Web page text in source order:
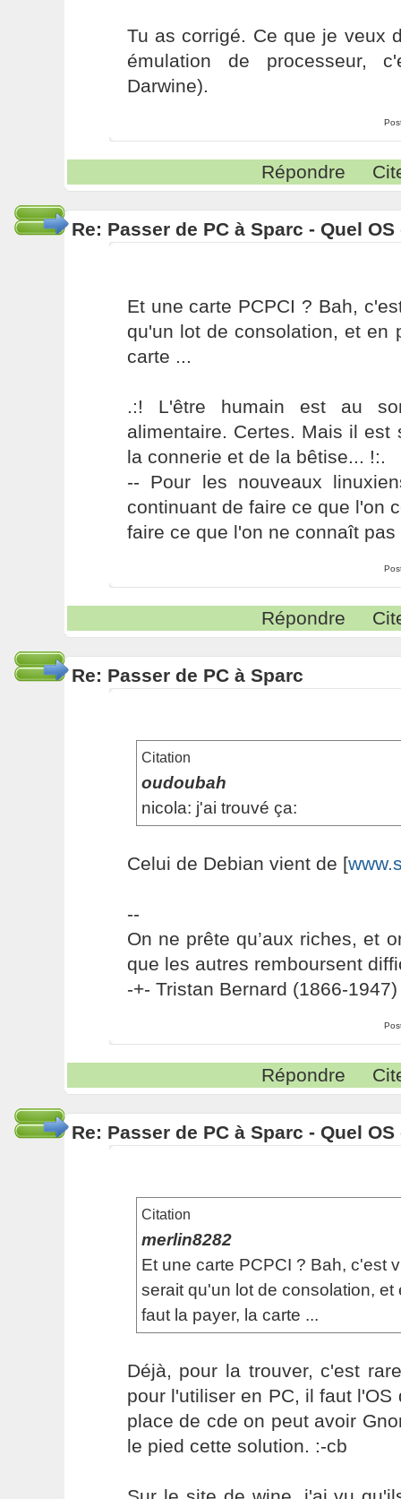
Tu as corrigé. Ce que je veux
émulation de processeur,
Darwine).
Répondre
Re: Passer de PC à Sparc - Quel
Et une carte PCPCI ? Bah,
qu'un lot de consolation, et en
carte ...
.:! L'être humain est au
alimentaire. Certes. Mais il est
la connerie et de la bêtise... !:.
-- Pour les nouveaux
continuant de faire ce que l'on
faire ce que l'on ne connaît pas
Répondre
Re: Passer de PC à Sparc
Citation
oudoubah
nicola: j'ai trouvé ça:
Celui de Debian vient de [
--
On ne prête qu’aux riches, et
que les autres remboursent
-+- Tristan Bernard (1866-1947)
Répondre
Re: Passer de PC à Sparc - Quel
Citation
merlin8282
Et une carte PCPCI ? Bah, c'est
serait qu'un lot de consolation, et
faut la payer, la carte ...
Déjà, pour la trouver, c'est
pour l'utiliser en PC, il faut
place de cde on peut avoir
le pied cette solution. :-cb